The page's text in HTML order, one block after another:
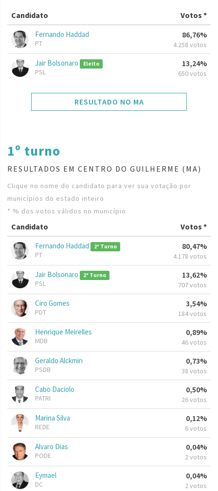
Candidato Votos *
Fernando Haddad
PT
86,76%
4.258 votos
Jair Bolsonaro Eleito
PSL
13,24%
650 votos
RESULTADO NO MA
1º turno
RESULTADOS EM CENTRO DO GUILHERME (MA)
Clique no nome do candidato para ver sua votação por
municípios do estado inteiro
* % dos votos válidos no município
Candidato Votos *
Fernando Haddad 2º Turno
PT
80,47%
4.178 votos
Jair Bolsonaro 2º Turno
PSL
13,62%
707 votos
Ciro Gomes
PDT
3,54%
184 votos
Henrique Meirelles
MDB
0,89%
46 votos
Geraldo Alckmin
PSDB
0,73%
38 votos
Cabo Daciolo
PATRI
0,50%
26 votos
Marina Silva
REDE
0,12%
6 votos
Alvaro Dias
PODE
0,04%
2 votos
Eymael
DC
0,04%
2 votos